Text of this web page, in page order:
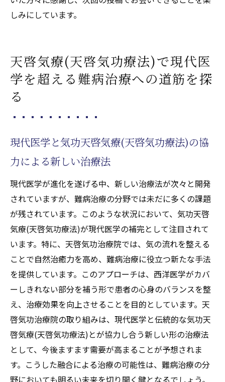
しみにしています。
天啓気療(天啓気功療法)で現代医
学を超える難病治療への道筋を探
る
現代医学と気功天啓気療(天啓気功療法)の協
力による新しい治療法
現代医学が進化を遂げる中、新しい治療法が次々と開発
されていますが、難病治療の分野では未だに多くの課題
が残されています。このような状況において、気功天啓
気療(天啓気功療法)が現代医学の補完として注目されて
います。特に、天啓気功治療院では、気の流れを整える
ことで自然治癒力を高め、難病治療に役立つ新たな手法
を提供しています。このアプローチは、西洋医学がカバ
ーしきれない部分を補う形で患者の心身のバランスを整
え、治療効果を向上させることを目的としています。天
啓気功治療院の取り組みは、現代医学と伝統的な気功天
啓気療(天啓気功療法)とが協力し合う新しい形の治療法
として、今後ますます需要が高まることが予想されま
す。こうした融合による治療の可能性は、難病治療の分
野においても明るい未来を切り開く鍵となるでしょう。